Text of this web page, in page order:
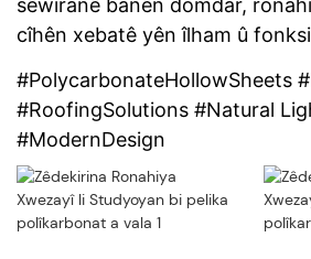
sêwiranê banên domdar,
cîhên xebatê yên îlham û
#PolycarbonateHollowSheets
#RoofingSolutions #Natural
#ModernDesign